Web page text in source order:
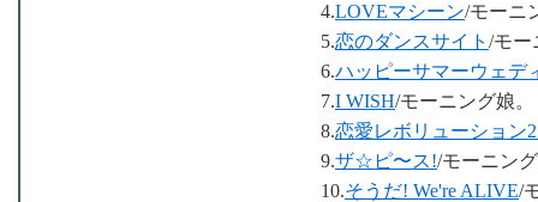
4.LOVEマシーン/モーニ
5.恋のダンスサイト /モー
6.ハッピーサマーウェデ
7.I WISH/モーニング娘。
8.恋愛レボリューション
9.ザ☆ピ〜ス!/モーニン
10.そうだ! We're ALIVE/